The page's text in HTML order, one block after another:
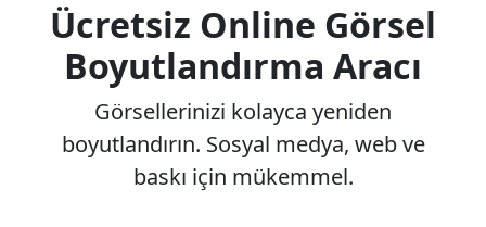
Ücretsiz Online Görsel
Boyutlandırma Aracı
Görsellerinizi kolayca yeniden
boyutlandırın. Sosyal medya, web ve
baskı için mükemmel.